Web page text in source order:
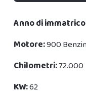
Anno di
Motore:900
Chilometri:72.000
KW:62